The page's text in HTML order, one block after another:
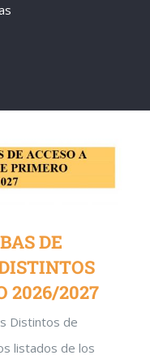
DE
2026/2027
Distintos de
listados de los